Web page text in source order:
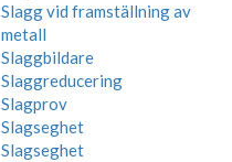
Slagg vid framställning av
metall
Slaggbildare
Slaggreducering
Slagprov
Slagseghet
Slagseghet